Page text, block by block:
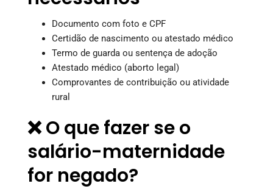
Documento com foto e CPF
Certidão de nascimento ou atestado médico
Termo de guarda ou sentença de adoção
Atestado médico (aborto legal)
Comprovantes de contribuição ou atividade
rural
❌ O que fazer se o
salário-maternidade
for negado?